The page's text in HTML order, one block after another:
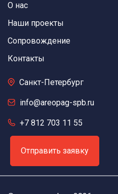
О нас
Наши проекты
Сопровождение
Контакты
Санкт-Петербург
info@areopag-spb.ru
+7 812 703 11 55
Отправить заявку